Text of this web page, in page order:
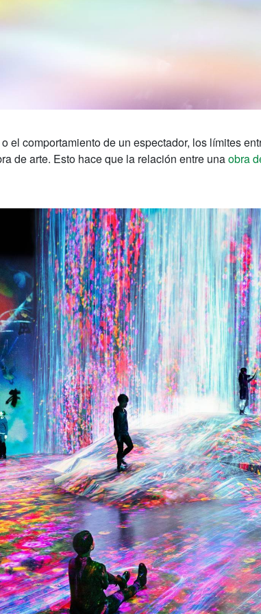
o el comportamiento de un espectador, los límites
de arte. Esto hace que la relación entre unaobra